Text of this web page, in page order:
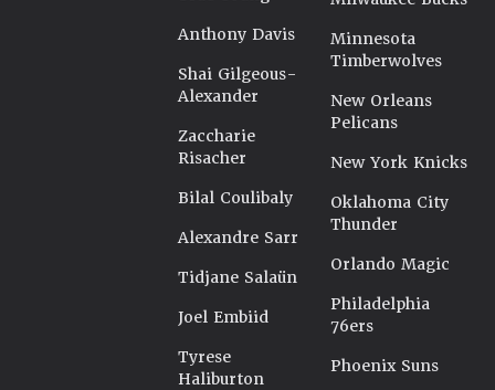
Anthony Davis
Shai Gilgeous-
Alexander
Zaccharie
Risacher
Bilal Coulibaly
Alexandre Sarr
Tidjane Salaün
Joel Embiid
Tyrese
Haliburton
Minnesota
Timberwolves
New Orleans
Pelicans
New York Knicks
Oklahoma City
Thunder
Orlando Magic
Philadelphia
76ers
Phoenix Suns